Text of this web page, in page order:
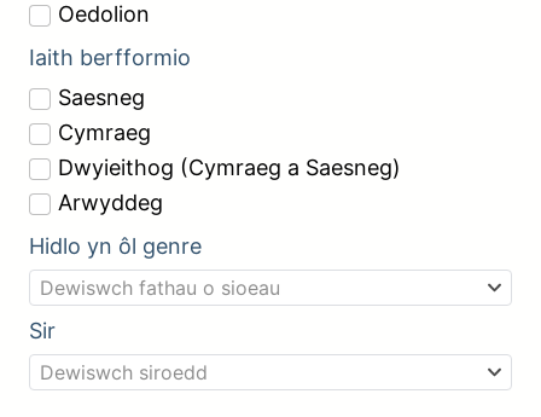
Oedolion
Iaith berfformio
Saesneg
Cymraeg
Dwyieithog (Cymraeg a Saesneg)
Arwyddeg
Hidlo yn ôl genre
Dewiswch fathau o sioeau
Sir
Dewiswch siroedd